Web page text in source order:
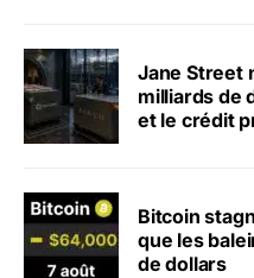
Jane Street
milliards de
et le crédit
Bitcoin
que les
de dollars